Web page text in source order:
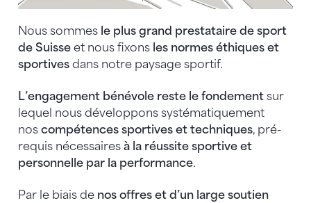
Nous sommes le plus grand prestataire de sport
de Suisse et nous fixons les normes éthiques et
sportives dans notre paysage sportif.
L’engagement bénévole reste le fondement sur
lequel nous développons systématiquement
nos compétences sportives et techniques, pré-
requis nécessaires à la réussite sportive et
personnelle par la performance.
Par le biais de nos offres et d’un large soutien